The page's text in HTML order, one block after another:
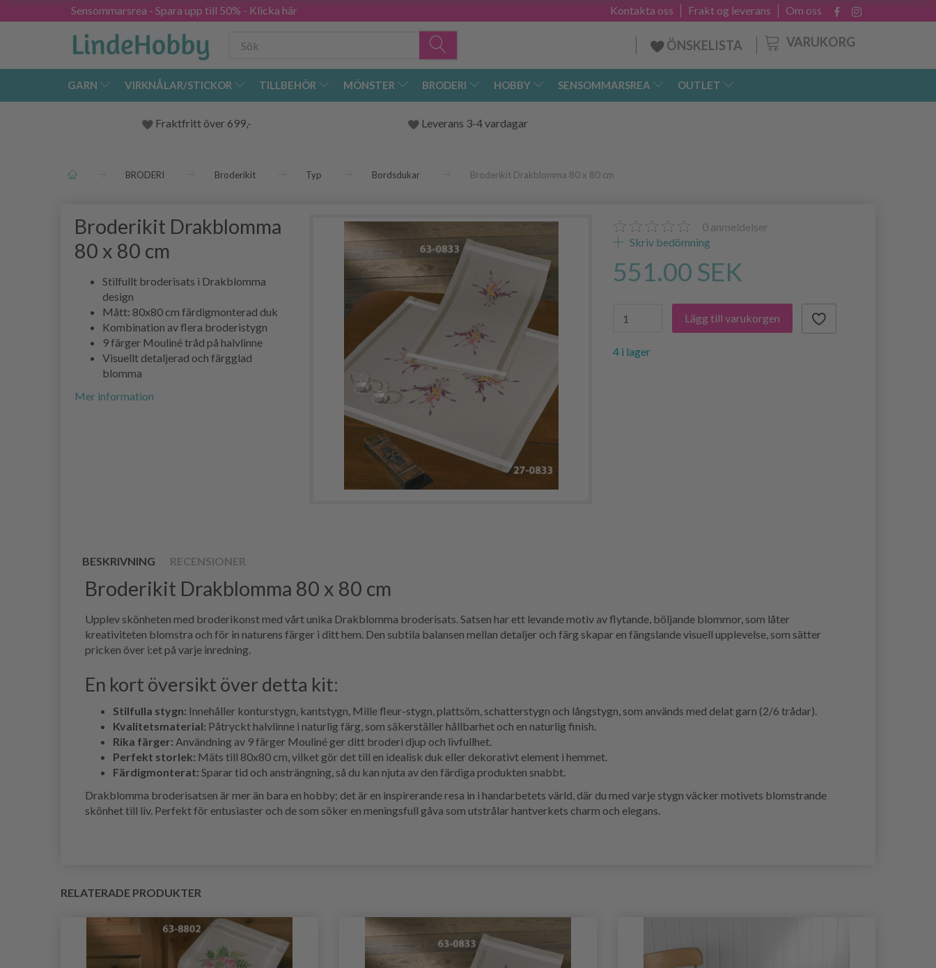
Sensommarsrea - Spara upp till 50% - Klicka här Om oss
Frakt og leverans
Kontakta oss
VARUKORG
ÖNSKELISTA
GARN VIRKNÅLAR/STICKOR TILLBEHÖR MÖNSTER BRODERI HOBBY SENSOMMARSREA OUTLET
Fraktfritt över 699,- Leverans 3-4 vardagar
BRODERI Broderikit Typ Bordsdukar Broderikit Drakblomma 80 x 80 cm
Broderikit Drakblomma
80 x 80 cm
Stilfullt broderisats i Drakblomma
design
Mått: 80x80 cm färdigmonterad duk
Kombination av flera broderistygn
9 färger Mouliné tråd på halvlinne
Visuellt detaljerad och färgglad
blomma
Mer information
0 anmeldelser
Skriv bedömning
551.00 SEK
Lägg till varukorgen
4 i lager
BESKRIVNING RECENSIONER
Broderikit Drakblomma 80 x 80 cm
Upplev skönheten med broderikonst med vårt unika Drakblomma broderisats. Satsen har ett levande motiv av flytande, böljande blommor, som låter
kreativiteten blomstra och för in naturens färger i ditt hem. Den subtila balansen mellan detaljer och färg skapar en fängslande visuell upplevelse, som sätter
pricken över i:et på varje inredning.
En kort översikt över detta kit:
Stilfulla stygn: Innehåller konturstygn, kantstygn, Mille fleur-stygn, plattsöm, schatterstygn och långstygn, som används med delat garn (2/6 trådar).
Kvalitetsmaterial: Påtryckt halvlinne i naturlig färg, som säkerställer hållbarhet och en naturlig finish.
Rika färger: Användning av 9 färger Mouliné ger ditt broderi djup och livfullhet.
Perfekt storlek: Mäts till 80x80 cm, vilket gör det till en idealisk duk eller dekorativt element i hemmet.
Färdigmonterat: Sparar tid och ansträngning, så du kan njuta av den färdiga produkten snabbt.
Drakblomma broderisatsen är mer än bara en hobby; det är en inspirerande resa in i handarbetets värld, där du med varje stygn väcker motivets blomstrande
skönhet till liv. Perfekt för entusiaster och de som söker en meningsfull gåva som utstrålar hantverkets charm och elegans.
RELATERADE PRODUKTER